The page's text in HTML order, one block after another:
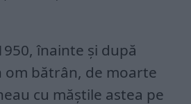
înainte şi după
om bătrân, de moarte
cu măştile astea pe